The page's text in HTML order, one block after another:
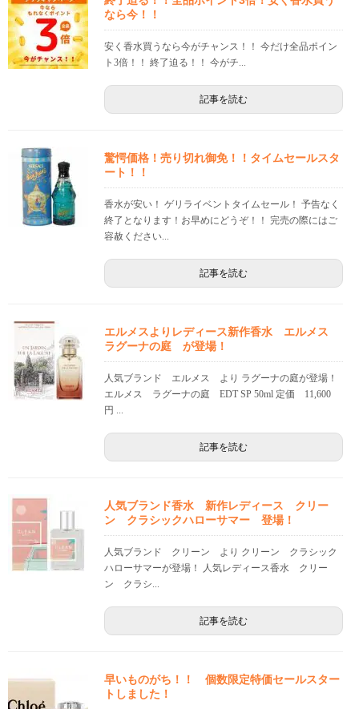
なら今！！
安く香水買うなら今がチャンス！！ 今だけ全品ポイン
ト3倍！！ 終了迫る！！ 今がチ...
記事を読む
驚愕価格！売り切れ御免！！タイムセールスタ
ート！！
香水が安い！ ゲリライベントタイムセール！ 予告なく
終了となります！お早めにどうぞ！！ 完売の際にはご
容赦ください...
記事を読む
エルメスよりレディース新作香水 エルメス
ラグーナの庭 が登場！
人気ブランド エルメス より ラグーナの庭が登場！
エルメス ラグーナの庭 EDT SP 50ml 定価 11,600
円 ...
記事を読む
人気ブランド香水 新作レディース クリー
ン クラシックハローサマー 登場！
人気ブランド クリーン より クリーン クラシック
ハローサマーが登場！ 人気レディース香水 クリー
ン クラシ...
記事を読む
早いものがち！！ 個数限定特価セールスター
トしました！